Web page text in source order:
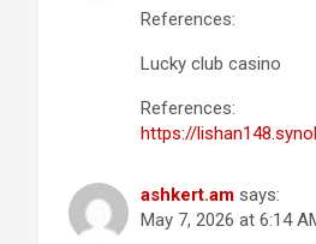
References:
Lucky club casino
References:
https://
ashkert.am says:
May 7, 2026 at 6:14